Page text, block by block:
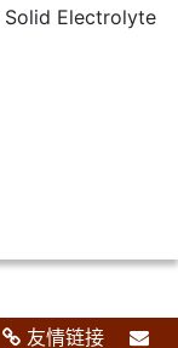
Solid Electrolyte
友情链接